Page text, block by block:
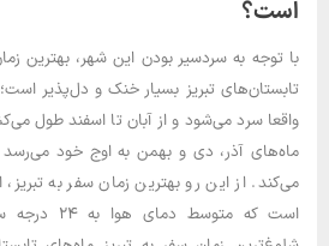
است؟
با توجه به سردسیر بودن این شهر، بهترین
تابستان‌های تبریز بسیار خنک و دل‌پذیر
واقعا سرد می‌شود و از آبان تا اسفند طول
ماه‌های آذر، دی و بهمن به اوج خود می‌رسد و
می‌کند. از این رو بهترین زمان سفر به تبریز،
است که